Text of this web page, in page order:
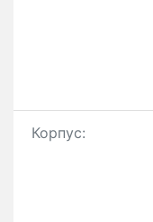
Корпус: